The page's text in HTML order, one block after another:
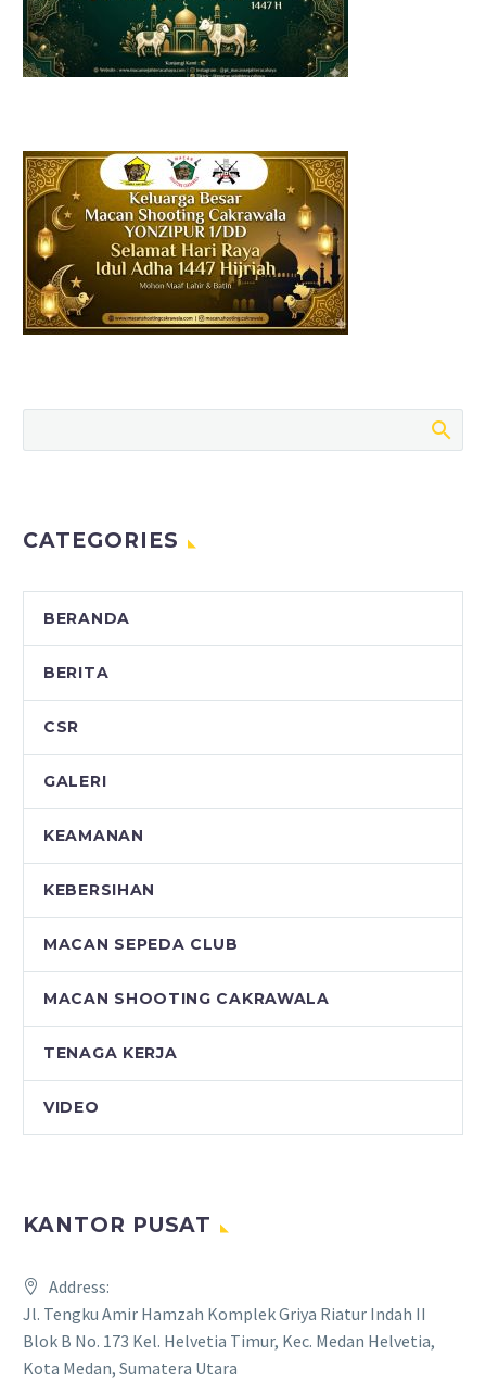
istimewa bagi umat
Muslim di seluruh dunia.
Bulan penuh ampunan,
CATEGORIES
BERANDA
BERITA
CSR
GALERI
KEAMANAN
KEBERSIHAN
MACAN SEPEDA CLUB
MACAN SHOOTING CAKRAWALA
TENAGA KERJA
VIDEO
KANTOR PUSAT
Address:
Jl. Tengku Amir Hamzah Komplek Griya Riatur Indah II
Blok B No. 173 Kel. Helvetia Timur, Kec. Medan Helvetia,
Kota Medan, Sumatera Utara